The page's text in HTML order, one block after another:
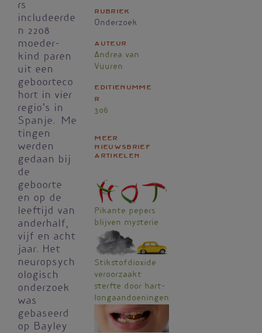
rs
includeerde
n 2208
moeder-
kind paren
uit een
geboorteco
hort in vier
regio’s in
Spanje. Me
tingen
werden
gedaan bij
de
geboorte
en op de
leeftijd van
anderhalf,
vijf en acht
jaar. Het
neuropsych
ologisch
onderzoek
was
gebaseerd
op Bayley
Rubriek
Onderzoek
Auteur
Andrea van
Vuuren
Editienumme
r
306
Meer
nieuwsbrief
artikelen
Pikante pepers
blijven mysterie
Stikstofdioxide
veroorzaakt
sterfte door hart-
longaandoeningen